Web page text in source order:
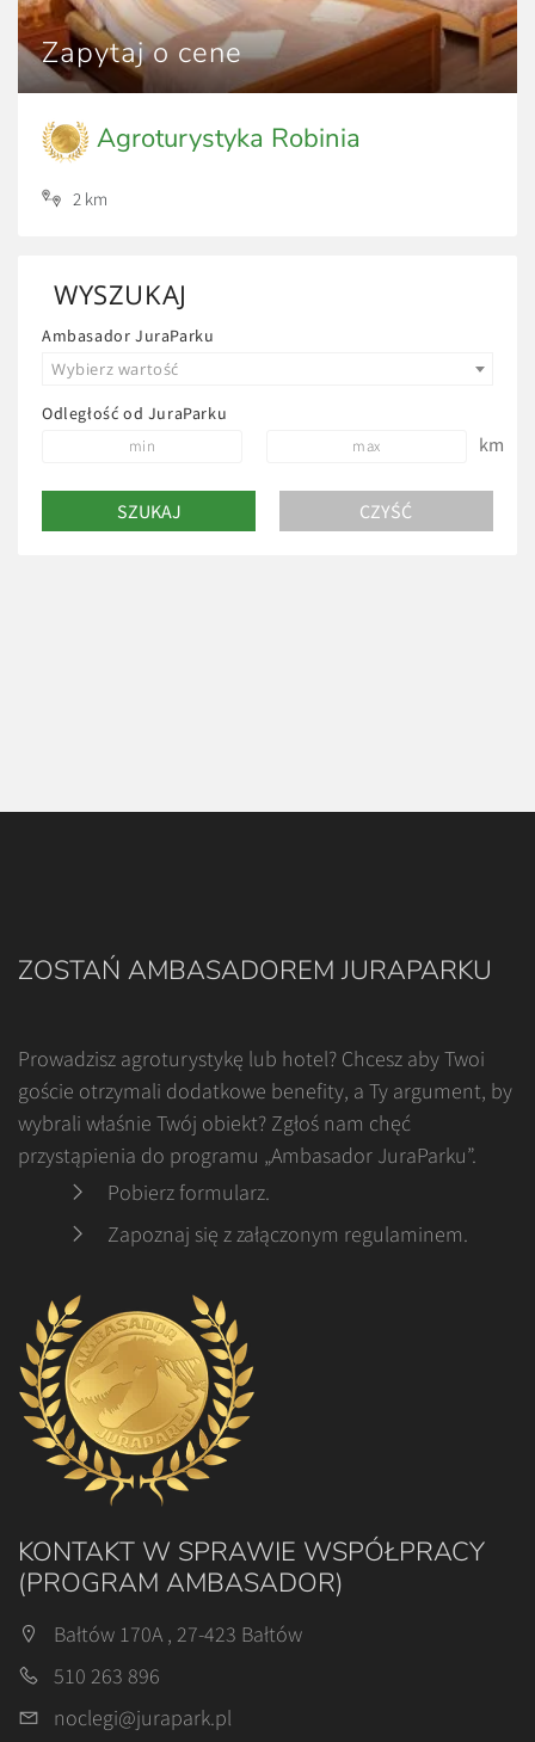
Zapytaj o cene
Agroturystyka Robinia
2 km
WYSZUKAJ
Ambasador JuraParku
Wybierz wartość
Odległość od JuraParku
km
ZOSTAŃ AMBASADOREM JURAPARKU
Prowadzisz agroturystykę lub hotel? Chcesz aby Twoi
goście otrzymali dodatkowe benefity, a Ty argument, by
wybrali właśnie Twój obiekt? Zgłoś nam chęć
przystąpienia do programu „Ambasador JuraParku”.
Pobierz formularz.
Zapoznaj się z załączonym regulaminem.
KONTAKT W SPRAWIE WSPÓŁPRACY
(PROGRAM AMBASADOR)
Bałtów 170A , 27-423 Bałtów
510 263 896
noclegi@jurapark.pl